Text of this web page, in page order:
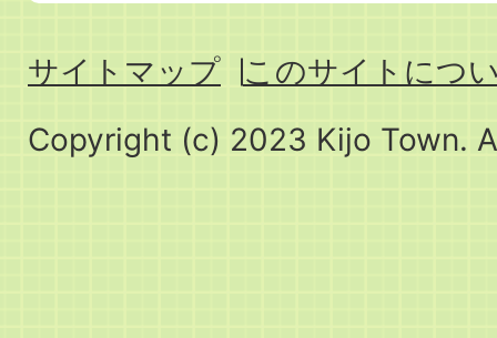
サイトマップ
このサイトにつ
Copyright (c) 2023 Kijo Town.